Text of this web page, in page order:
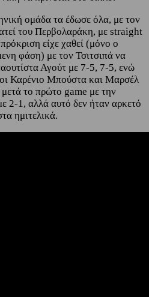
ομάδα τα έδωσε όλα, με τον
του Περβολαράκη, με straight
είχε χαθεί (μόνο ο
φάση) με τον Τσιτσιπά να
Αγούτ με 7-5, 7-5, ενώ
Καρένιο Μπούστα και Μαρσέλ
το πρώτο game με την
2-1, αλλά αυτό δεν ήταν αρκετό
ημιτελικά.